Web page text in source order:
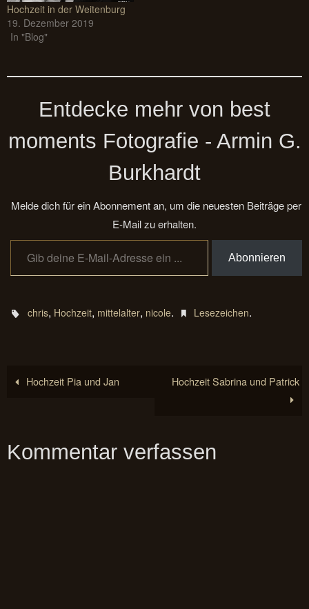
Hochzeit in der Weitenburg
19. Dezember 2019
In "Blog"
Entdecke mehr von best
moments Fotografie - Armin G.
Burkhardt
Melde dich für ein Abonnement an, um die neuesten Beiträge per
E-Mail zu erhalten.
Gib deine E-Mail-Adresse ein ...
Abonnieren
chris, Hochzeit, mittelalter, nicole. Lesezeichen.
Hochzeit Pia und Jan Hochzeit Sabrina und Patrick
Kommentar verfassen